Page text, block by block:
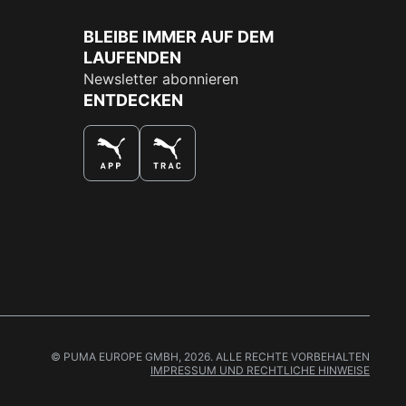
BLEIBE IMMER AUF DEM
LAUFENDEN
Newsletter abonnieren
ENTDECKEN
© PUMA EUROPE GMBH, 2026. ALLE RECHTE VORBEHALTEN
IMPRESSUM UND RECHTLICHE HINWEISE